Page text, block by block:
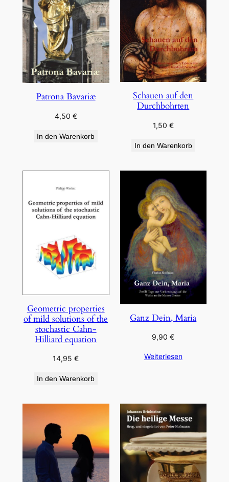
Patrona Bavariæ
4,50 €
In den Warenkorb
Schauen auf den
Durchbohrten
1,50 €
In den Warenkorb
Geometric properties
of mild solutions of the
stochastic Cahn-
Hilliard equation
14,95€
In den Warenkorb
Ganz Dein, Maria
9,90€
Weiterlesen